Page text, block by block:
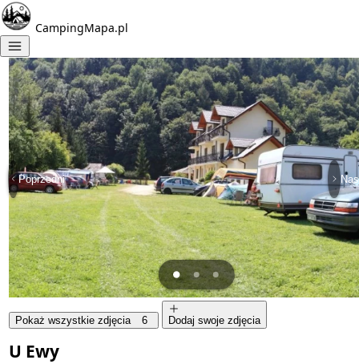
CampingMapa.pl
Poprzedni
Pokaż wszystkie zdjęcia 6 Dodaj swoje zdjęcia
U Ewy